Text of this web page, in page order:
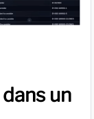
un